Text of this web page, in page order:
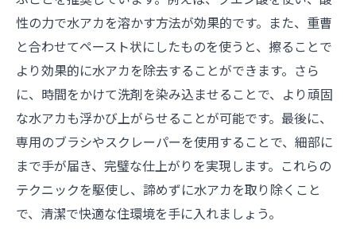
性の力で水アカを溶かす方法が効果的です。また、重曹
と合わせてペースト状にしたものを使うと、擦ることで
より効果的に水アカを除去することができます。さら
に、時間をかけて洗剤を染み込ませることで、より頑固
な水アカも浮かび上がらせることが可能です。最後に、
専用のブラシやスクレーパーを使用することで、細部に
まで手が届き、完璧な仕上がりを実現します。これらの
テクニックを駆使し、諦めずに水アカを取り除くこと
で、清潔で快適な住環境を手に入れましょう。